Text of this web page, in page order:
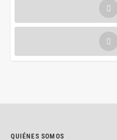
QUIÉNES SOMOS